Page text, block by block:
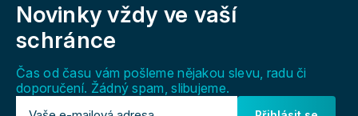
Novinky vždy ve vaší
schránce
Čas od času vám pošleme nějakou slevu, radu či
doporučení. Žádný spam, slibujeme.